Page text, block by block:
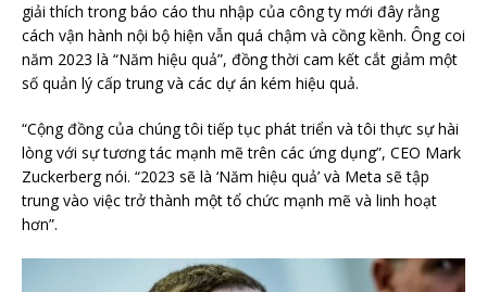
giải thích trong báo cáo thu nhập của công ty mới đây rằng
cách vận hành nội bộ hiện vẫn quá chậm và cồng kềnh. Ông coi
năm 2023 là “Năm hiệu quả”, đồng thời cam kết cắt giảm một
số quản lý cấp trung và các dự án kém hiệu quả.
“Cộng đồng của chúng tôi tiếp tục phát triển và tôi thực sự hài
lòng với sự tương tác mạnh mẽ trên các ứng dụng”, CEO Mark
Zuckerberg nói. “2023 sẽ là ‘Năm hiệu quả’ và Meta sẽ tập
trung vào việc trở thành một tổ chức mạnh mẽ và linh hoạt
hơn”.